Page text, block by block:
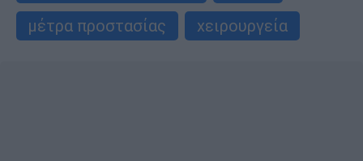
μέτρα προστασίας
χειρουργεία